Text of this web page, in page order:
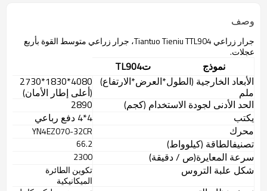
وصف
جرار زراعي Tiantuo Tieniu TTL904، جرار زراعي متوسط القوة بأربع
عجلات.
نموذج تTL904
الأبعاد الخارجية (الطول*العرض*الارتفاع)
ملم
4080
*
1830
*2
730
(أعلى إطار الأمان)
الحد الأدنى لجودة الاستخدام (كجم)
2890
يكتب
4*4 دفع رباعي
محرك
YN4EZ070-32CR
تصنيفالطاقة (كيلوواط) 66.2
سرعة المعايرة(ص / دقيقة)
2300
شكل علبة التروس
تكوين الطائرة
الميكانيكية